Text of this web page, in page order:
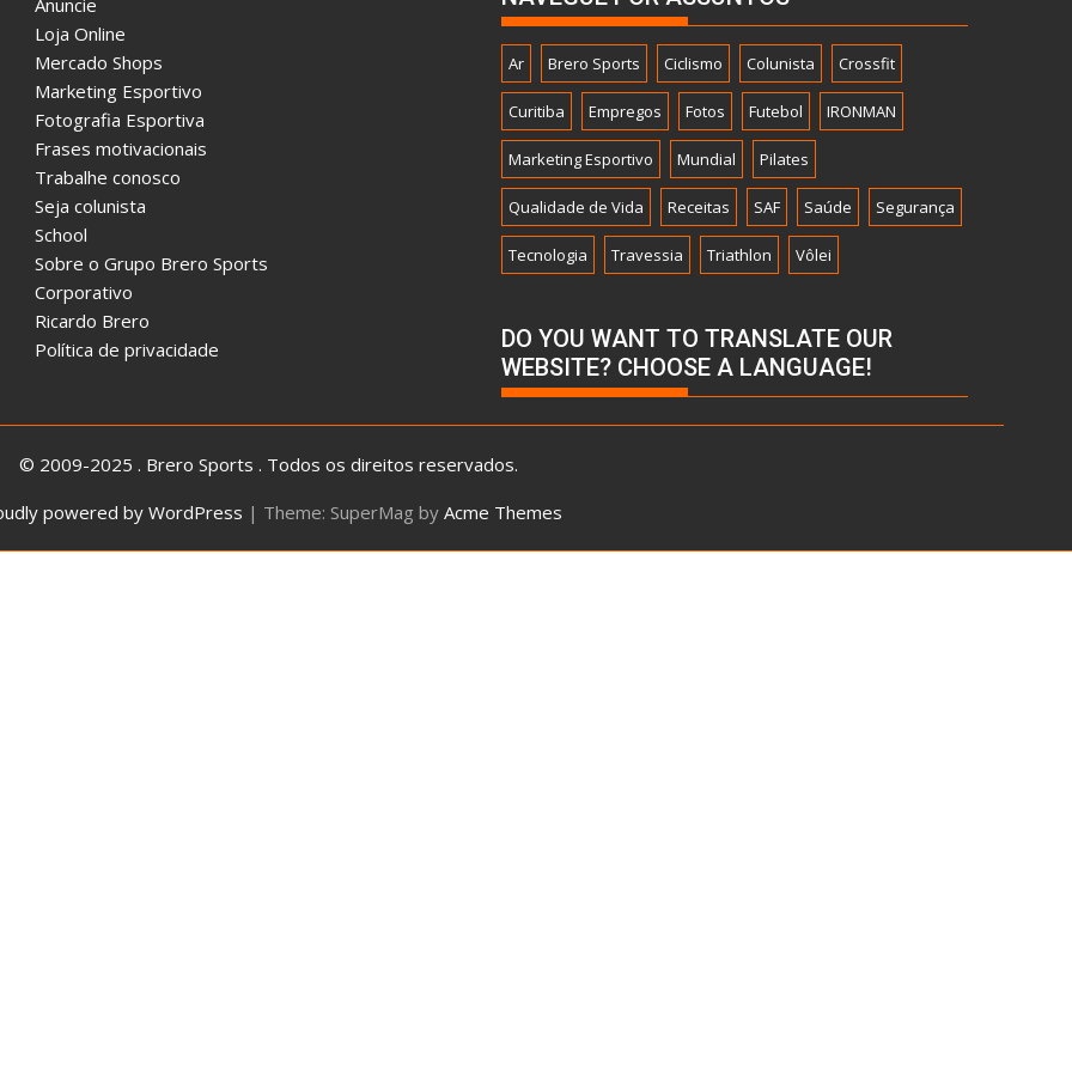
Loja Online
Mercado Shops
Marketing Esportivo
Fotografia Esportiva
Frases motivacionais
Trabalhe conosco
Seja colunista
School
Sobre o Grupo Brero Sports
Corporativo
Ricardo Brero
Política de privacidade
Ar Brero Sports Ciclismo Colunista Crossfit
Curitiba Empregos Fotos Futebol IRONMAN
Marketing Esportivo Mundial Pilates
Qualidade de Vida Receitas SAF Saúde Segurança
Tecnologia Travessia Triathlon Vôlei
DO YOU WANT TO TRANSLATE OUR
WEBSITE? CHOOSE A LANGUAGE!
© 2009-2025 . Brero Sports . Todos os direitos reservados.
powered by WordPress | Theme: SuperMag by Acme Themes